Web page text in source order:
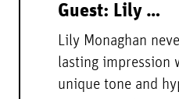
Guest: Lily …
Lily Monaghan
lasting impression
unique tone and